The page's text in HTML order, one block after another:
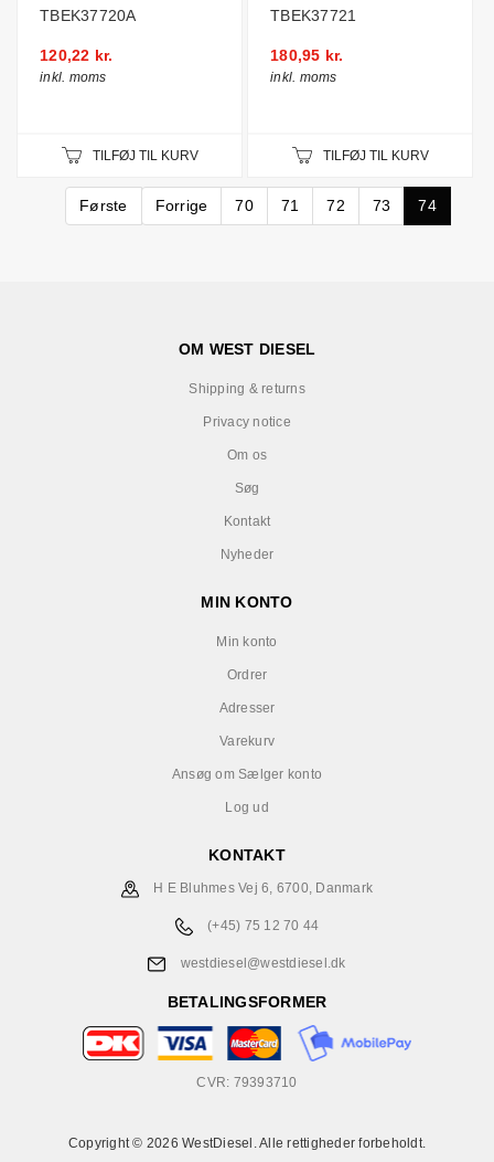
TBEK37720A
120,22 kr.
inkl. moms
TILFØJ TIL KURV
TBEK37721
180,95 kr.
inkl. moms
TILFØJ TIL KURV
Første Forrige 70 71 72 73 74
OM WEST DIESEL
Shipping & returns
Privacy notice
Om os
Søg
Kontakt
Nyheder
MIN KONTO
Min konto
Ordrer
Adresser
Varekurv
Ansøg om Sælger konto
Log ud
KONTAKT
H E Bluhmes Vej 6, 6700, Danmark
(+45) 75 12 70 44
westdiesel@westdiesel.dk
BETALINGSFORMER
CVR: 79393710
Copyright © 2026 WestDiesel. Alle rettigheder forbeholdt.